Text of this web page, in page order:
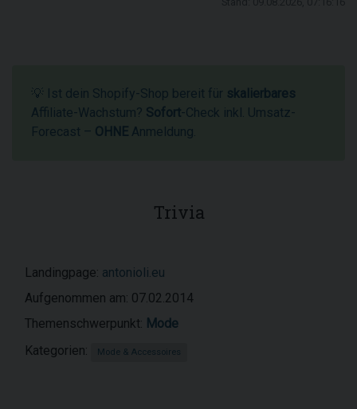
💡 Ist dein Shopify-Shop bereit für skalierbares
Affiliate-Wachstum? Sofort-Check inkl. Umsatz-
Forecast – OHNE Anmeldung.
Trivia
Landingpage: antonioli.eu
Aufgenommen am: 07.02.2014
Themenschwerpunkt: Mode
Kategorien:
Mode & Accessoires